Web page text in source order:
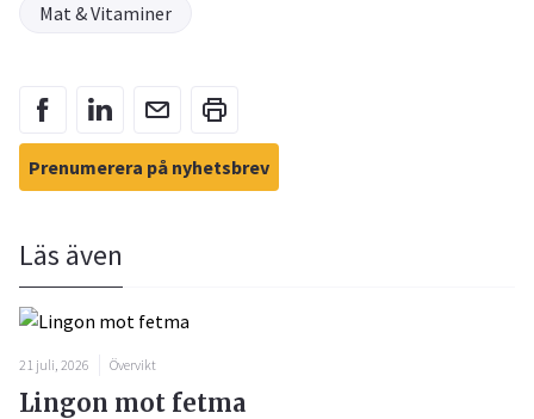
Mat & Vitaminer
Prenumerera på nyhetsbrev
Läs även
21 juli, 2026 Övervikt
Lingon mot fetma